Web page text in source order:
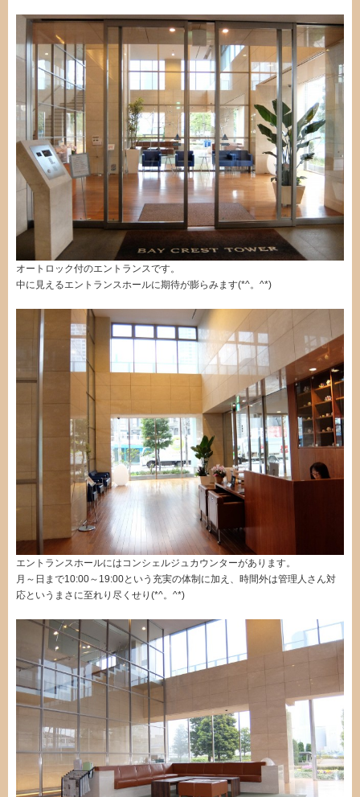
オートロック付のエントランスです。
中に見えるエントランスホールに期待が膨らみます(*^。^*)
エントランスホールにはコンシェルジュカウンターがあります。
月～日まで10:00～19:00という充実の体制に加え、時間外は管理人さん対
応というまさに至れり尽くせり(*^。^*)